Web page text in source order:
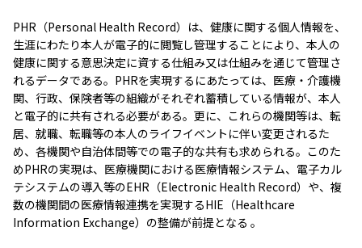
PHR（Personal Health Record）は、健康に関する個人情報を、
生涯にわたり本人が電子的に閲覧し管理することにより、本人の
健康に関する意思決定に資する仕組み又は仕組みを通じて管理さ
れるデータである。PHRを実現するにあたっては、医療・介護機
関、行政、保険者等の組織がそれぞれ蓄積している情報が、本人
と電子的に共有される必要がある。更に、これらの機関等は、転
居、就職、転職等の本人のライフイベントに伴い変更されるた
め、各機関や自治体間等での電子的な共有も求められる。このた
めPHRの実現は、医療機関における医療情報システム、電子カル
テシステムの導入等のEHR（Electronic Health Record）や、複
数の機関間の医療情報連携を実現するHIE（Healthcare
Information Exchange）の整備が前提となる 。